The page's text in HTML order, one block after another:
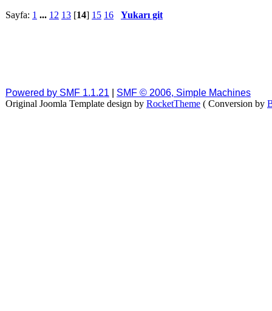
Sayfa: 1 ... 12 13 [14] 15 16 Yukarı git
Powered by SMF 1.1.21
SMF © 2006, Simple Machines
Original Joomla Template design by RocketTheme ( Conversion by